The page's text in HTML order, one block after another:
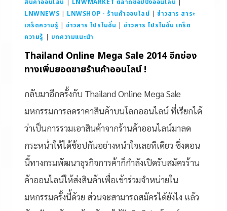
สินค้าออนไลน์ | LNWMARKET ตลาดช้อปปิ้งออนไลน์ |
LNWNEWS | LNWSHOP - ร้านค้าออนไลน์ |ข่าวสาร สาระ
เกร็ดความรู้ |ข่าวสาร โปรโมชั่น |ข่าวสาร โปรโมชั่น เกร็ด
ความรู้ | บทความแนะนำ
Thailand Online Mega Sale 2014 อีกช่อง
ทางเพิ่มยอดขายร้านค้าออนไลน์ !
กลับมาอีกครั้งกับ Thailand Online Mega Sale
มหกรรมการลดราคาสินค้าบนโลกออนไลน์ ที่เรียกได้
ว่าเป็นการรวมเอาสินค้าจากร้านค้าออนไลน์มาลด
กระหน่ำให้ได้ช้อปกันอย่างหนำใจเลยทีเดียว ซึ่งตอน
นี้ทางกรมพัฒนาธุรกิจการค้าก็กำลังเปิดรับสมัครร้าน
ค้าออนไลน์ให้ส่งสินค้าเพื่อเข้าร่วมจำหน่ายใน
มหกรรมครั้งนี้ด้วย ส่วนจะสามารถสมัครได้ยังไง แล้ว